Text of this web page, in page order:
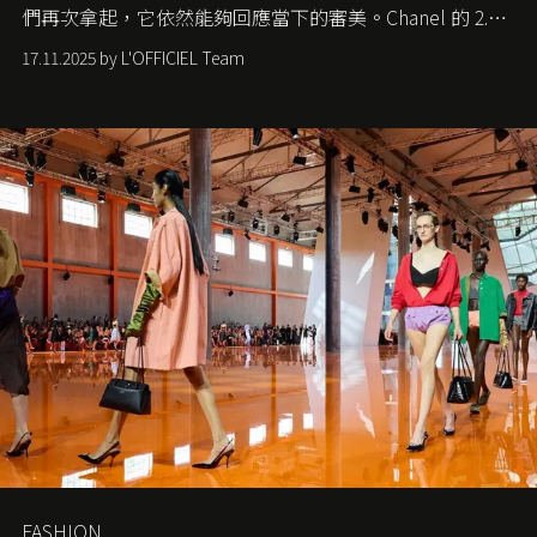
們再次拿起，它依然能夠回應當下的審美。Chanel 的 2.55
手袋更是這樣存在，自問世至今，一直有着舉足輕重的地
位。如果說每個女生的第一個夢想手袋是 Chanel，那 2.55
愛它的雋永與優雅。那麼這個手袋是怎麼誕生的呢？又為
甚麼取名叫 2.55 ？今天就由《L'Officiel HK》帶你穿越流金
歲月，回顧 2.55 的誕生故事。
17.11.2025 by L'OFFICIEL Team
FASHION